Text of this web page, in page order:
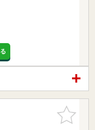
お気に入
りに追加